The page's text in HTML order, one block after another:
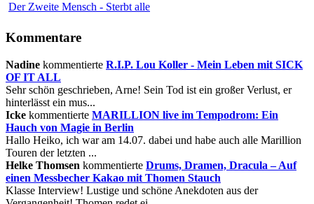
Der Zweite Mensch - Sterbt alle
Kommentare
Nadine kommentierte R.I.P. Lou Koller - Mein Leben mit SICK
OF IT ALL
Sehr schön geschrieben, Arne! Sein Tod ist ein großer Verlust, er
hinterlässt ein mus...
Icke kommentierte MARILLION live im Tempodrom: Ein
Hauch von Magie in Berlin
Hallo Heiko, ich war am 14.07. dabei und habe auch alle Marillion
Touren der letzten ...
Helke Thomsen kommentierte Drums, Dramen, Dracula – Auf
einen Messbecher Kakao mit Thomen Stauch
Klasse Interview! Lustige und schöne Anekdoten aus der